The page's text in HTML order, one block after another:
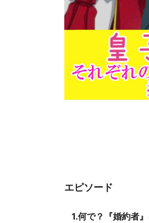
エピソード
1.何で？『婚約者